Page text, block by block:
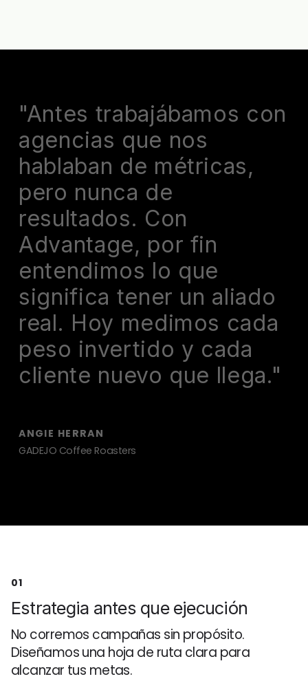
"Antes trabajábamos con
agencias que nos
hablaban de métricas,
pero nunca de
resultados. Con
Advantage, por fin
entendimos lo que
significa tener un aliado
real. Hoy medimos cada
peso invertido y cada
cliente nuevo que llega."
ANGIE HERRAN
GADEJO Coffee Roasters
01
Estrategia antes que ejecución
No corremos campañas sin propósito.
Diseñamos una hoja de ruta clara para
alcanzar tus metas.